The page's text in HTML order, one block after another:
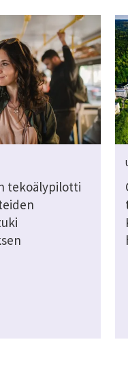
tekoälypilotti